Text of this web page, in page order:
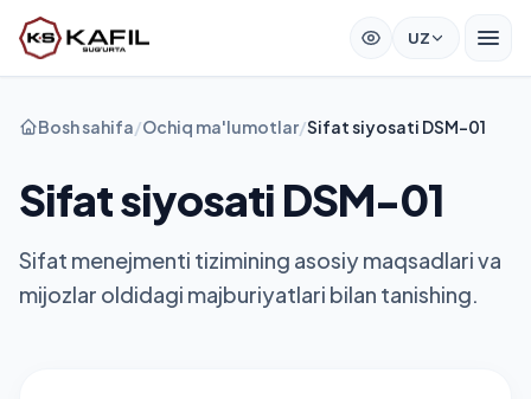
UZ
Bosh sahifa/Ochiq ma'lumotlar/Sifat siyosati DSM-01
Sifat siyosati DSM-01
Sifat menejmenti tizimining asosiy maqsadlari va
mijozlar oldidagi majburiyatlari bilan tanishing.